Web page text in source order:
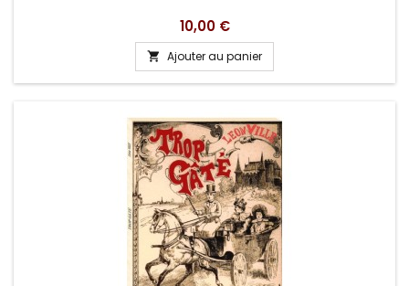
Prix
10,00 €
 Ajouter au panier